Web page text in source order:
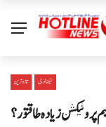
تازہ ترین ٹیکنالوجی
پروٹیکشن زیادہ طاقتور؟